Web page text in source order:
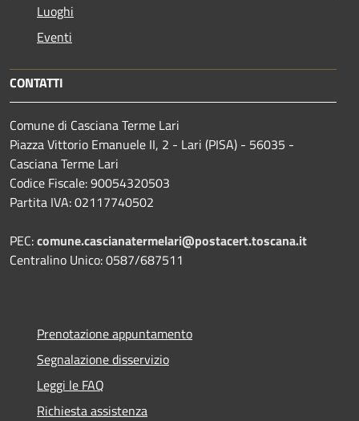
Luoghi
Eventi
CONTATTI
Comune di Casciana Terme Lari
Piazza Vittorio Emanuele II, 2 - Lari (PISA) - 56035 -
Casciana Terme Lari
Codice Fiscale: 90054320503
Partita IVA: 02117740502
PEC:comune.cascianatermelari@postacert.toscana.it
Centralino Unico: 0587/687511
Prenotazione appuntamento
Segnalazione disservizio
Leggi le FAQ
Richiesta assistenza